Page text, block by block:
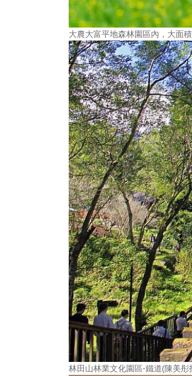
大農大富平地森林園區內，大面
林田山林業文化園區-鐵道(陳美彤